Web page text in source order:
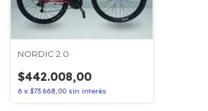
NORDIC 2.0
$442.008,00
6 x $73.668,00 sin interés